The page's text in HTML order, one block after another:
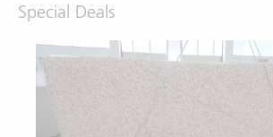
Special Deals